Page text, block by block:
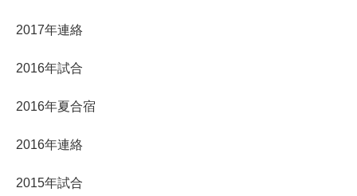
2017年連絡
2016年試合
2016年夏合宿
2016年連絡
2015年試合